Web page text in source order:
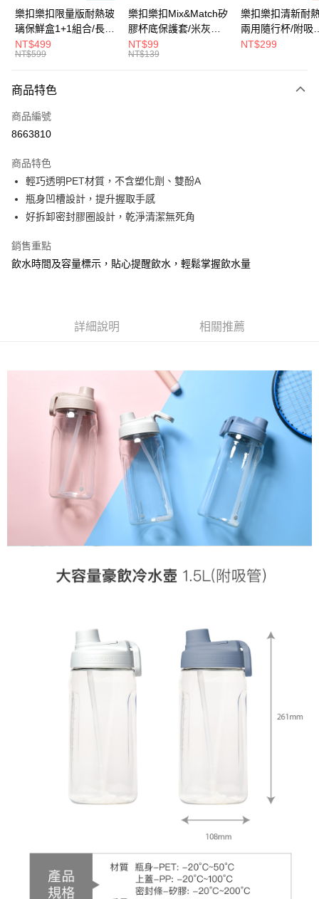
大哥付你分期
相關說明
【大哥付你分期使用說明】
1.本服務由台灣大哥大提供，台灣大哥大用戶可立即使用無須另外申請。
成交易。
4.訂單成立30分鐘內，如未前往確認交易或遇審核未通過，訂單將自動取
消。如遇「轉專審核」未通過狀況，表示未達大哥付你分期系統評分，恕無
1.分期款項不併入電信帳單，「大哥付你分期」於每月結算日後寄送繳費提
醒簡訊。
2.透過簡訊連結打開帳單後，可選擇「超商條碼／台灣大直營門市／銀行轉
帳／街口支付／iPASS MONEY」等通路繳費。
1.本服務係由「台灣大哥大股份有限公司」（以下簡稱本公司）所提供，讓
用戶於交易時，得透過本服務購買商品或服務，並由商店將買賣／分期付款
買賣價金債權讓與本公司後，依約使用本公司帳單繳交帳款。
3.完整用戶服務條款，請詳閱以下連結：
https://oppay.tw/userRule
ATM付款
運送方式
付款後全家取貨
每筆NT$80，滿NT$888(含以上)免運費
每筆NT$80，滿NT$888(含以上)免運費
宅配
每筆NT$120，滿NT$1,000(含以上)免運費
樂扣樂扣限量版耐熱玻
璃保鮮盒1+1組合/長方
形/1L(LLG445KKSP2-
01)
NT$499
NT$599
樂扣樂扣Mix&Match矽
膠杯底保護套/米灰
(BOTTOM-
LHC4343BEG)
NT$99
NT$139
樂扣樂扣清新耐
兩用隨行杯/附吸
管/500ml/粉
NT$299
商品特色
商品編號
8663810
商品特色
輕巧透明PET材質，不含塑化劑、雙酚A
瓶身凹槽設計，提升握取手感
好拆卸密封膠圈設計，乾淨清潔無死角
銷售重點
飲水時間及容量標示，貼心提醒飲水，輕鬆掌握飲水量
詳細說明 相關推薦